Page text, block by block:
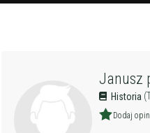
Janusz
Historia
Dodaj